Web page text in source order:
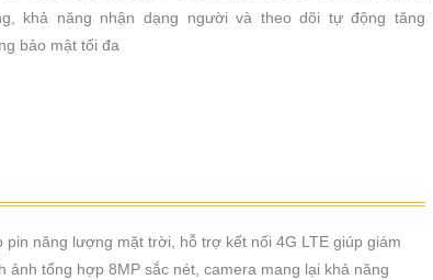
khả năng nhận dạng người và theo dõi tự động tăng
bảo mật tối đa
năng lượng mặt trời, hỗ trợ kết nối 4G LTE giúp giám
tổng hợp 8MP sắc nét, camera mang lại khả năng